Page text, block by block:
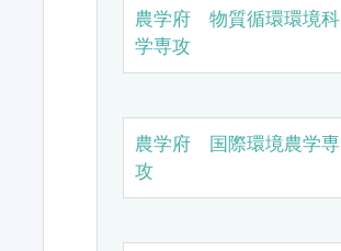
農学府 物質循環環境科
学専攻
農学府 国際環境農学専
攻